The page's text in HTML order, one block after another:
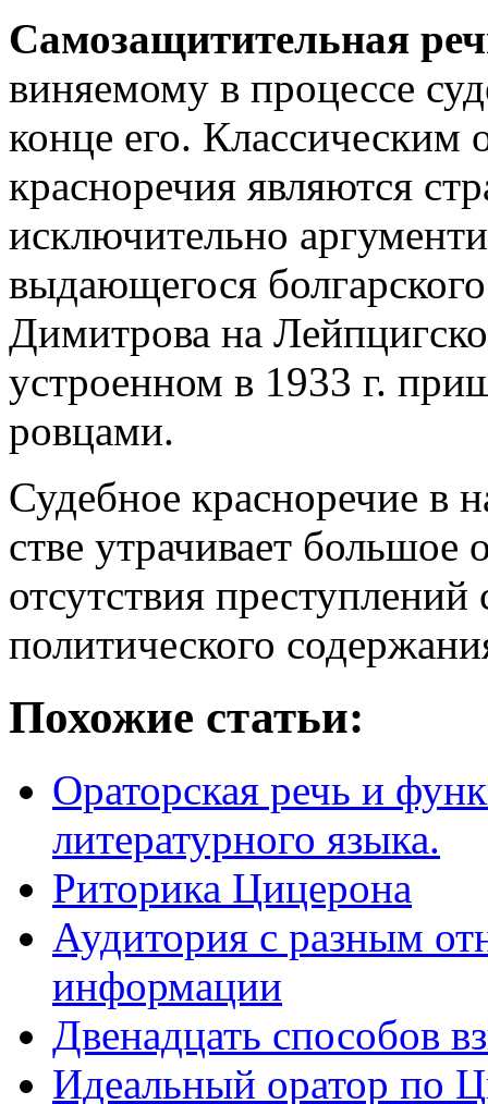
Самозащитительная
виняемому в процессе
кон­це его. Классическим
крас­норечия являются
исключительно
выдающегося
Димитрова на
устроенном в 1933 г.
ровцами.
Судебное красноречие в
стве утрачивает большое
отсутствия
поли­тического
Похожие статьи:
Ораторская речь и
литературного языка.
Риторика Цицерона
Аудитория с разным
информации
Двенадцать способов
Идеальный оратор по